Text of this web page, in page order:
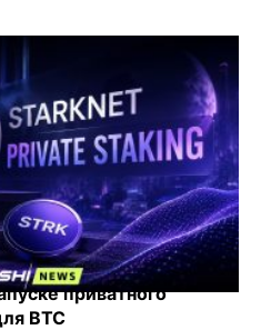
приватного
BTC